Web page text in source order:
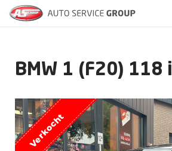
BMW 1 (F20) 118 i